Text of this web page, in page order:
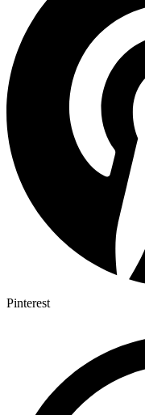
Pinterest